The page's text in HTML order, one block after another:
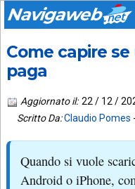
Navigaweb
HOME
SIAMO
SUPPORTO
CONTATTA
SEGUICI
SU:
APP
ANDROID
EMAIL
TELEGRAM
Come capire se
paga
Aggiornato il: 22 / 12 /
Scritto Da:Claudio Pomes -
Quando si vuole
Android o iPhone,